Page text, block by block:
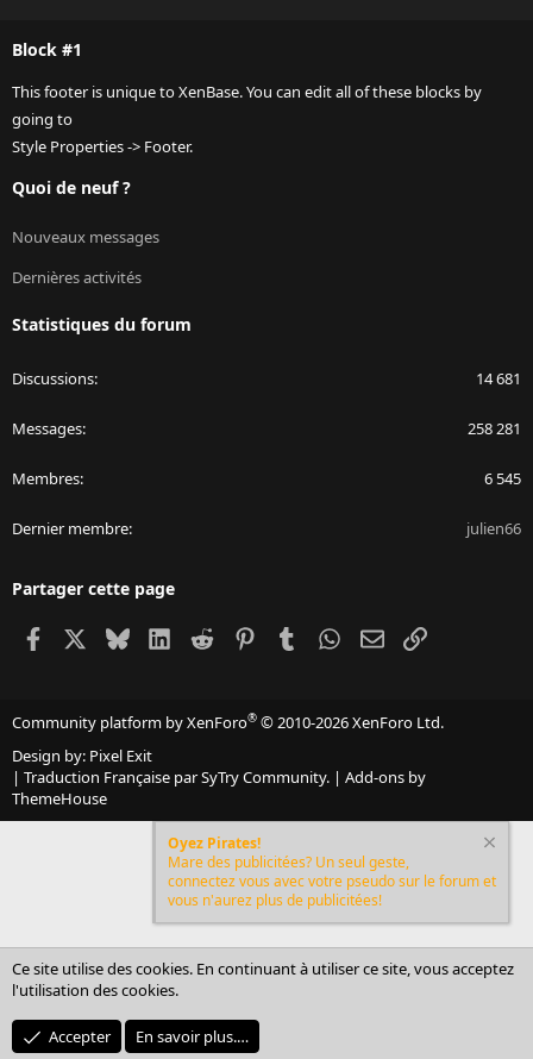
Block #1
This footer is unique to XenBase. You can edit all of these blocks by
going to
Style Properties -> Footer.
Quoi de neuf ?
Nouveaux messages
Dernières activités
Statistiques du forum
Discussions 14 681
Messages 258 281
Membres 6 545
Dernier membre julien66
Partager cette page
Facebook BlueskyLinkedIn
Reddit PinterestTumblr WhatsApp
EmailLien
Community platform by XenForo® © 2010-2026 XenForo Ltd.
Design by: Pixel Exit
| Traduction Française par SyTry Community. | Add-ons by
ThemeHouse
Oyez Pirates!
Mare des publicitées? Un seul geste,
connectez vous avec votre pseudo sur le forum et
vous n'aurez plus de publicitées!
Ce site utilise des cookies. En continuant à utiliser ce site, vous acceptez
l'utilisation des cookies.
Accepter En savoir plus.…